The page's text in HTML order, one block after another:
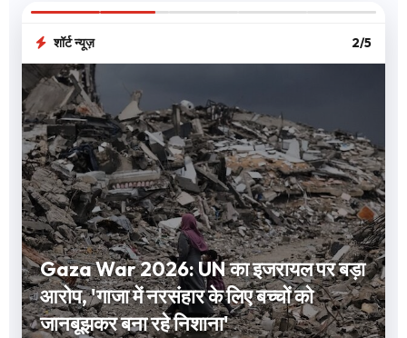
शॉर्ट न्यूज़ 3/5
Short Term Investment: 1 से 12 महीने
के लिए करना है निवेश? FD और लिक्विड फंड
समेत ये 3 विकल्प देंगे बंपर रिटर्न